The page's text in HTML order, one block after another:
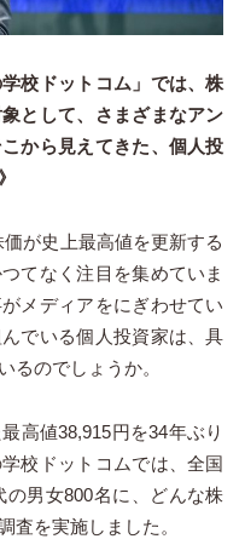
校ドットコム」では、株
として、さまざまなアン
から見えてきた、個人投
が史上最高値を更新する
てなく注目を集めていま
メディアをにぎわせてい
でいる個人投資家は、具
るのでしょうか。
高値38,915円を34年ぶり
校ドットコムでは、全国
男女800名に、どんな株
査を実施しました。